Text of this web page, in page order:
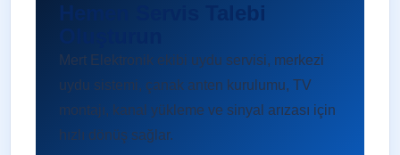
Hemen Servis Talebi
Mert Elektronik ekibi uydu servisi, merkezi
uydu sistemi, çanak anten kurulumu, TV
montajı, kanal yükleme ve sinyal arızası için
hızlı dönüş sağlar.